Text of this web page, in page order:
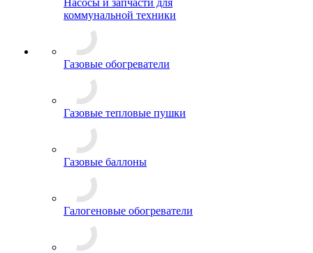
Насосы и запчасти для
коммунальной техники
Газовые обогреватели
Газовые тепловые пушки
Газовые баллоны
Галогеновые обогреватели